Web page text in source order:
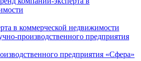
в коммерческой недвижимости
предприятия «Сфера»